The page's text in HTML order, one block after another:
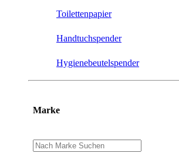
Toilettenpapier
Handtuchspender
Hygienebeutelspender
Marke